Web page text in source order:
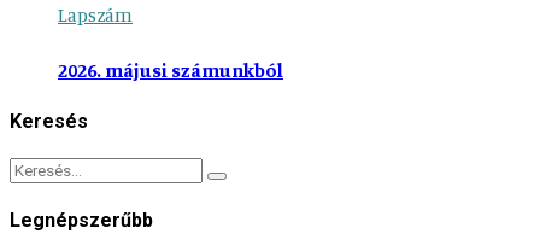
Lapszám
2026. májusi számunkból
Keresés
Legnépszerűbb